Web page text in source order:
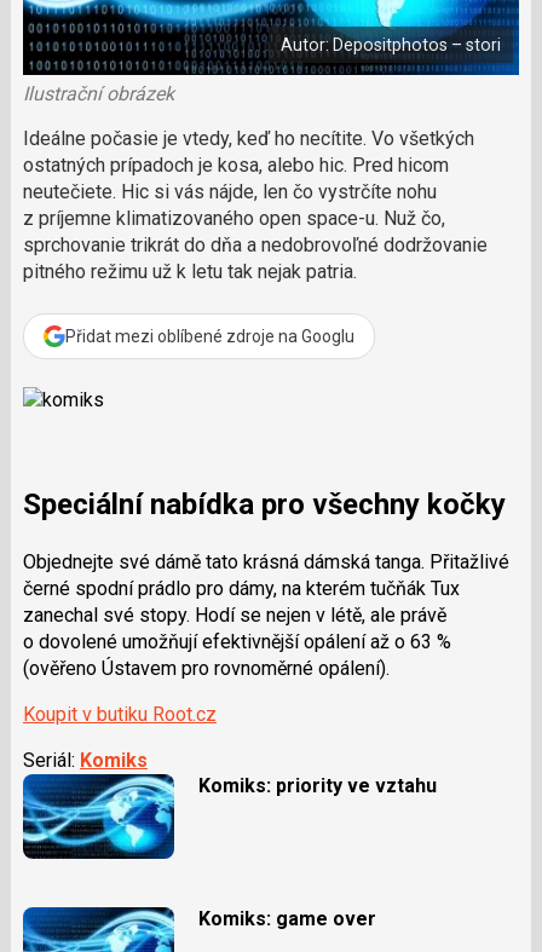
n
e
k
P
o
d
p
o
ř
b
o
o
k
X
Autor: Depositphotos – stori
Ilustrační obrázek
Ideálne počasie je vtedy, keď ho necítite. Vo všetkých
ostatných prípadoch je kosa, alebo hic. Pred hicom
neutečiete. Hic si vás nájde, len čo vystrčíte nohu
z príjemne klimatizovaného open space-u. Nuž čo,
sprchovanie trikrát do dňa a nedobrovoľné dodržovanie
pitného režimu už k letu tak nejak patria.
Přidat mezi oblíbené zdroje na Googlu
Speciální nabídka pro všechny kočky
Objednejte své dámě tato krásná dámská tanga. Přitažlivé
černé spodní prádlo pro dámy, na kterém tučňák Tux
zanechal své stopy. Hodí se nejen v létě, ale právě
o dovolené umožňují efektivnější opálení až o 63 %
(ověřeno Ústavem pro rovnoměrné opálení).
Koupit v butiku Root.cz
Seriál: Komiks
Komiks: priority ve vztahu
Komiks: game over